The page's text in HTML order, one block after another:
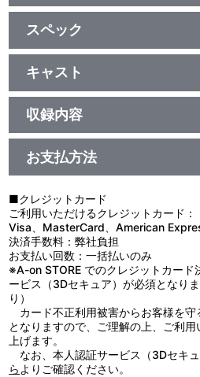
他、仕様
描き下ろしジャケット
スペック
品番：LACM-4312
ジャンル：邦楽ポップス
シングル
／23分
キャスト
野中藍&小清水亜美(時乃&律子)
収録内容
＜収録曲＞
1：Ｈａｒｍｏｎｉｅｓ＊
2：Ｈｅａｖｅｎ１７ｇｉｒｌ
3：Ｗａｔｅｒ Ｌｉｌｙ
4：Ｈａｒｍｏｎｉｅｓ＊ （ｏｆｆ
5：Ｈｅａｖｅｎ１７ｇｉｒｌ （ｏ
6：Ｗａｔｅｒ Ｌｉｌｙ （ｏｆｆ
お支払方法
■クレジットカード
ご利用いただけるクレジットカード：
Visa、MasterCard、American
決済手数料：弊社負担
お支払い回数：一括払いのみ
※A-on STORE でのクレジットカード
ービス（3Dセキュア）が必須となり
り）
カード不正利用被害からお客様を守
となりますので、ご理解の上、ご利
上げます。
なお、本人認証サービス（3Dセキ
ら よりご確認ください。